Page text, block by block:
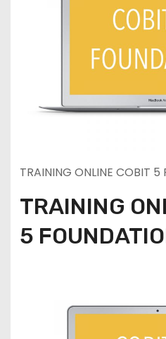
TRAINING ONLINE COBIT 5
TRAINING
5